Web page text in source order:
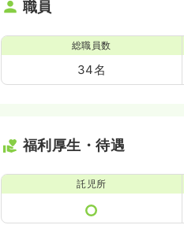
職員
総職員数
34名
福利厚生・待遇
託児所